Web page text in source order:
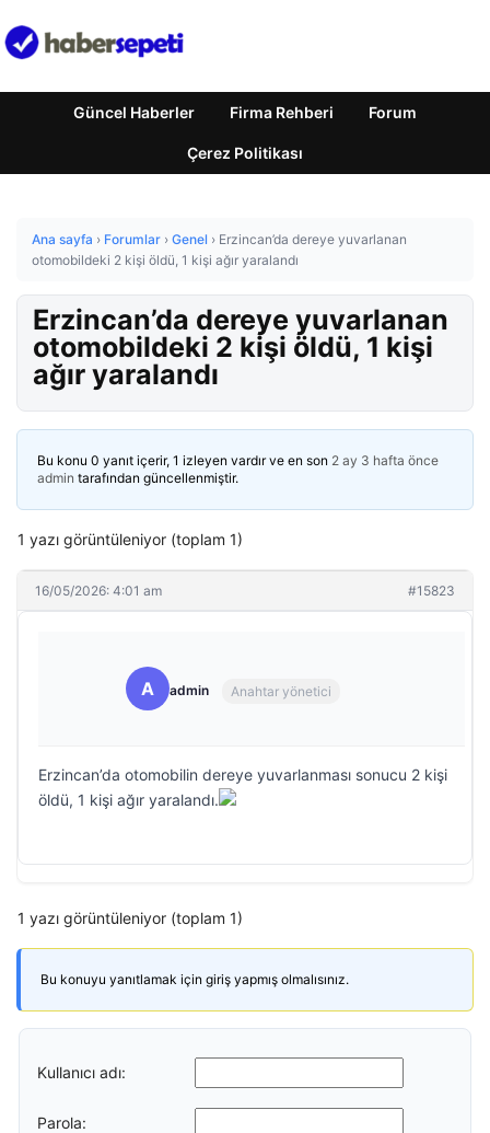
Güncel Haberler Firma Rehberi Forum
Çerez Politikası
Ana sayfa › Forumlar › Genel › Erzincan’da dereye yuvarlanan
otomobildeki 2 kişi öldü, 1 kişi ağır yaralandı
Erzincan’da dereye yuvarlanan
otomobildeki 2 kişi öldü, 1 kişi
ağır yaralandı
Bu konu 0 yanıt içerir, 1 izleyen vardır ve en son 2 ay 3 hafta önce
admin tarafından güncellenmiştir.
1 yazı görüntüleniyor (toplam 1)
16/05/2026: 4:01 am #15823
A admin Anahtar yönetici
Erzincan’da otomobilin dereye yuvarlanması sonucu 2 kişi
öldü, 1 kişi ağır yaralandı.
1 yazı görüntüleniyor (toplam 1)
Bu konuyu yanıtlamak için giriş yapmış olmalısınız.
Kullanıcı adı:
Parola: